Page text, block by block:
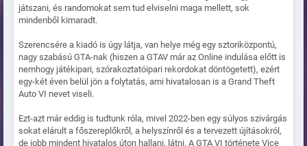
játszani, és randomokat sem tud elviselni maga mellett, sok
mindenből kimaradt.
Szerencsére a kiadó is úgy látja, van helye még egy sztoriközpontú,
nagy szabású GTA-nak (hiszen a GTAV már az Online indulása előtt is
nemhogy játékipari, szórakoztatóipari rekordokat döntögetett), ezért
egy-két éven belül jön a folytatás, ami hivatalosan is a Grand Theft
Auto VI nevet viseli.
Ezt-azt már eddig is tudtunk róla, mivel 2022-ben egy súlyos szivárgás
sokat elárult a főszereplőkről, a helyszínről és a tervezett újításokról,
de jobb mindent hivatalos úton hallani, látni. A GTA VI története Vice